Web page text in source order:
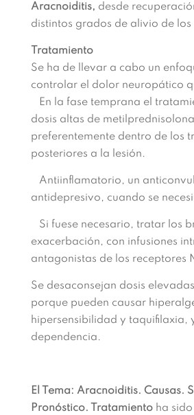
Aracnoiditis, desde
distintos grados de alivio de los
Tratamiento
Se ha de llevar a cabo un
controlar el dolor neuropático
En la fase temprana el
dosis altas de
preferentemente dentro de los
posteriores a la lesión.
Antiinflamatorio, un
antidepresivo, cuando se
Si fuese necesario, tratar los
exacerbación, con infusiones
antagonistas de los receptores
Se desaconsejan dosis
porque pueden causar
hipersensibilidad y taquifilaxia,
dependencia.
El Tema: Aracnoiditis. Causas.
Pronóstico. Tratamiento ha